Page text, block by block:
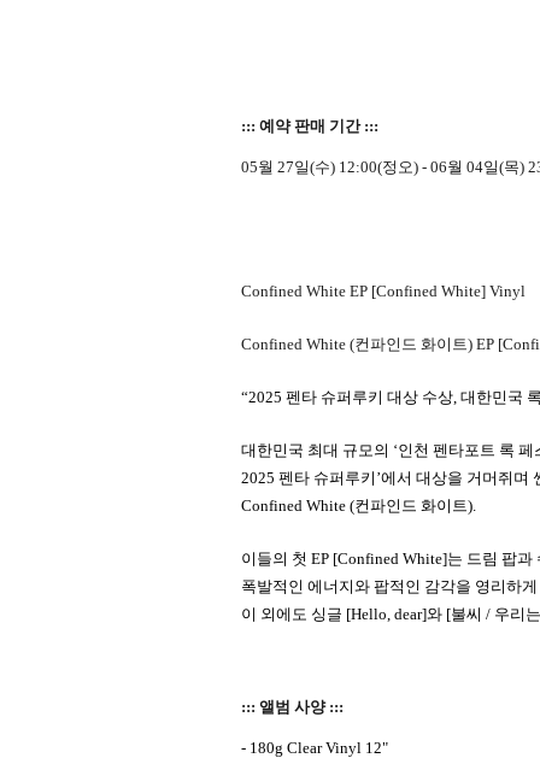
::: 예약 판매 기간 :::
05월 27일(수) 12:00(정오) - 06월 04일(목)
Confined White EP [Confined White] Vinyl
Confined White (컨파인드 화이트) EP
“2025 펜타 슈퍼루키 대상 수상 대한민국
대한민국 최대 규모의 ‘인천 펜타포트 록 페
2025 펜타 슈퍼루키 ’에서 대상을 거머쥐며
Confined White (컨파인드 화이트).
이들의 첫 EP [Confined White]는 드림 팝과
폭발적인 에너지와 팝적인 감각을 영리하게
이 외에도 싱글 [Hello, dear]와 [불씨 / 우리는
::: 앨범 사양 :::
- 180g Clear Vinyl 12"